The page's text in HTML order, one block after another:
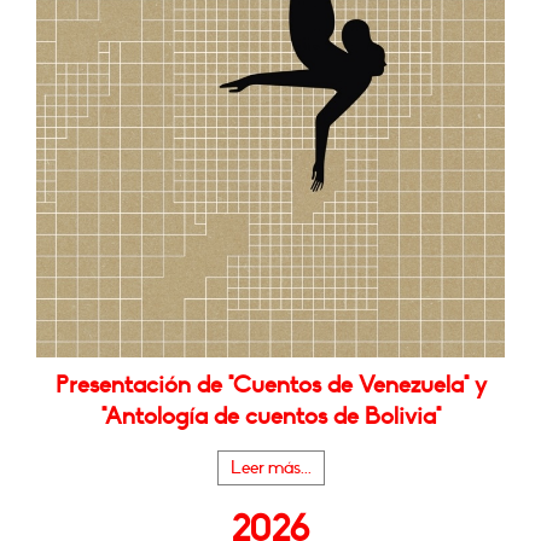
Presentación de "Cuentos de Venezuela" y
"Antología de cuentos de Bolivia"
Leer más...
2026